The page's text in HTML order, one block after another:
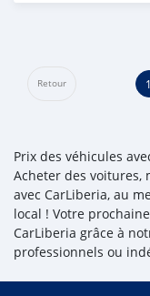
Retour 1
Prix des véhicules
Acheter des voitures,
avec CarLiberia, au
local ! Votre
CarLiberia grâce à
professionnels ou